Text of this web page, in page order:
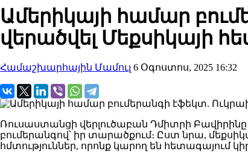
Ամերիկայի համար
վերածվել Մեքսիկայի
Համաշխարհային Մամուլ 6 Օգոստոս, 2025 16:32
Ռուսաստանցի վերլուծաբան Դմիտրի
բումերանգով՝ իր տարածքում։ Ըստ նրա,
հմտություններ, որոնք կարող են հետագայում